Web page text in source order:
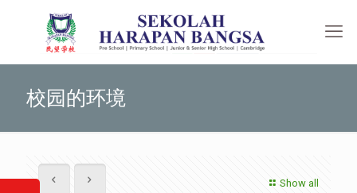
校园的环境
Show all